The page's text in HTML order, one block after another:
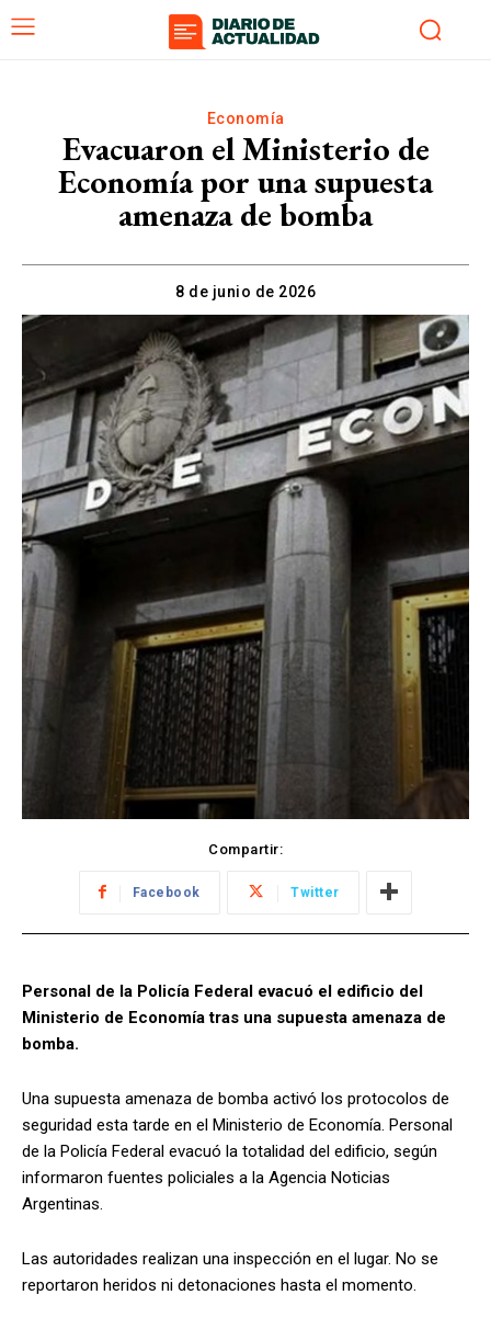
Economía
Evacuaron el Ministerio de
Economía por una supuesta
amenaza de bomba
8 de junio de 2026
Compartir:
Facebook Twitter
Personal de la Policía Federal evacuó el edificio del
Ministerio de Economía tras una supuesta amenaza de
bomba.
Una supuesta amenaza de bomba activó los protocolos de
seguridad esta tarde en el Ministerio de Economía. Personal
de la Policía Federal evacuó la totalidad del edificio, según
informaron fuentes policiales a la Agencia Noticias
Argentinas.
Las autoridades realizan una inspección en el lugar. No se
reportaron heridos ni detonaciones hasta el momento.